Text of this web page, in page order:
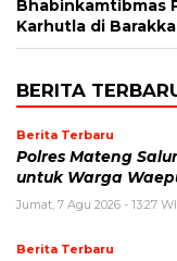
Bhabinkamtibmas
Karhutla di
BERITA
Berita Terbaru
Polres Mateng
untuk Warga
Jumat, 7 Agu 2026 - 13:27
Berita Terbaru